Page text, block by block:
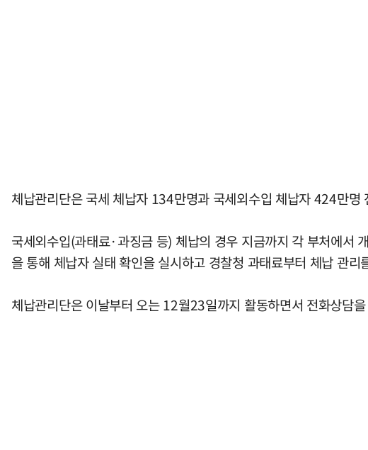
체납관리단은 국세 체납자 134만명과 국세외수입 체납자 424만
국세외수입(과태료·과징금 등) 체납의 경우 지금까지 각 부처에서
을 통해 체납자 실태 확인을 실시하고 경찰청 과태료부터 체납 관리
체납관리단은 이날부터 오는 12월23일까지 활동하면서 전화상담